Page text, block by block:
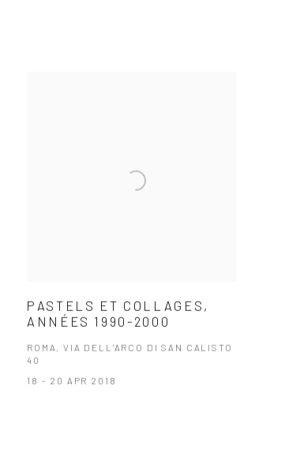
PASTELS ET COLLAGES,
ANNÉES 1990-2000
ROMA, VIA DELL'ARCO DI SAN CALISTO
40
18 - 20 APR 2018